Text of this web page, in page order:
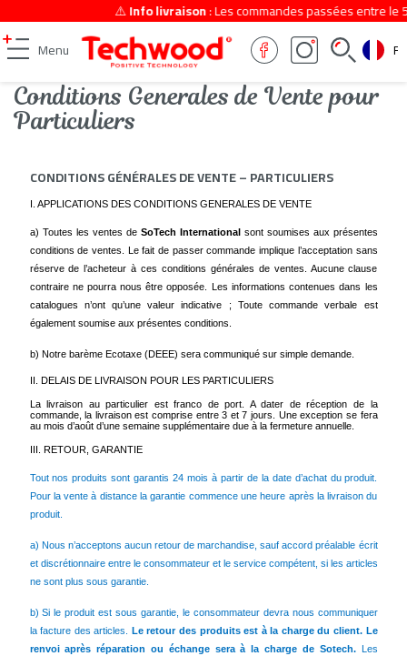
Info livraison: Les commandes passées entre le 5
Menu
Conditions Generales de Vente pour
Particuliers
CONDITIONS GÉNÉRALES DE VENTE – PARTICULIERS
I. APPLICATIONS DES CONDITIONS GENERALES DE VENTE
a) Toutes les ventes de SoTech International sont soumises aux présentes
conditions de ventes. Le fait de passer commande implique l’acceptation sans
réserve de l’acheteur à ces conditions générales de ventes. Aucune clause
contraire ne pourra nous être opposée. Les informations contenues dans les
catalogues n’ont qu’une valeur indicative ; Toute commande verbale est
également soumise aux présentes conditions.
b) Notre barème Ecotaxe (DEEE) sera communiqué sur simple demande.
II. DELAIS DE LIVRAISON POUR LES PARTICULIERS
La livraison au particulier est franco de port. A dater de réception de la
commande, la livraison est comprise entre 3 et 7 jours. Une exception se fera
au mois d’août d’une semaine supplémentaire due à la fermeture annuelle.
III. RETOUR, GARANTIE
Tout nos produits sont garantis 24 mois à partir de la date d’achat du produit.
Pour la vente à distance la garantie commence une heure après la livraison du
produit.
a) Nous n’acceptons aucun retour de marchandise, sauf accord préalable écrit
et discrétionnaire entre le consommateur et le service compétent, si les articles
ne sont plus sous garantie.
b) Si le produit est sous garantie, le consommateur devra nous communiquer
la facture des articles.
Le retour des produits est à la charge du client. Le
renvoi après réparation ou échange sera à la charge de Sotech.
Les